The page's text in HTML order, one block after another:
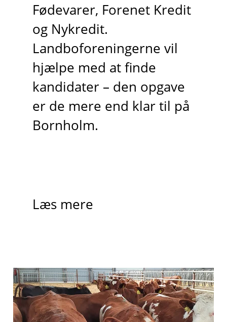
Fødevarer, Forenet Kredit
og Nykredit.
Landboforeningerne vil
hjælpe med at finde
kandidater – den opgave
er de mere end klar til på
Bornholm.
Læs mere